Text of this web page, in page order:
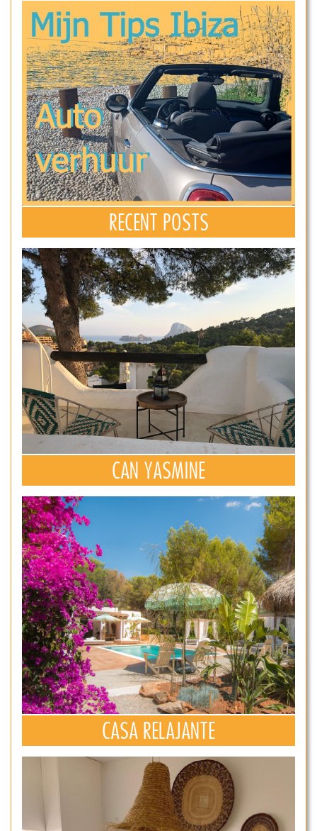
RECENT POSTS
CAN YASMINE
CASA RELAJANTE